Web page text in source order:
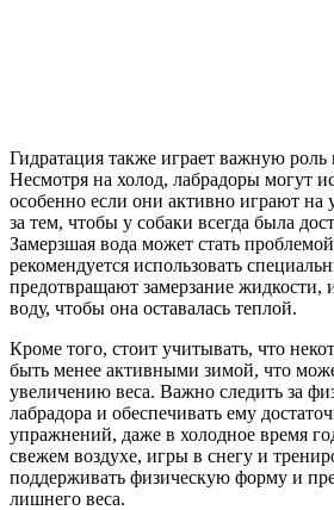
Гидратация также играет важную
Несмотря на холод, лабрадоры могут
особенно если они активно играют на
за тем, чтобы у собаки всегда была
Замерзшая вода может стать
рекомендуется использовать
предотвращают замерзание жидкости,
воду, чтобы она оставалась теплой.
Кроме того, стоит учитывать, что
быть менее активными зимой, что
увеличению веса. Важно следить за
лабрадора и обеспечивать ему
упражнений, даже в холодное время
свежем воздухе, игры в снегу и
поддерживать физическую форму и
лишнего веса.